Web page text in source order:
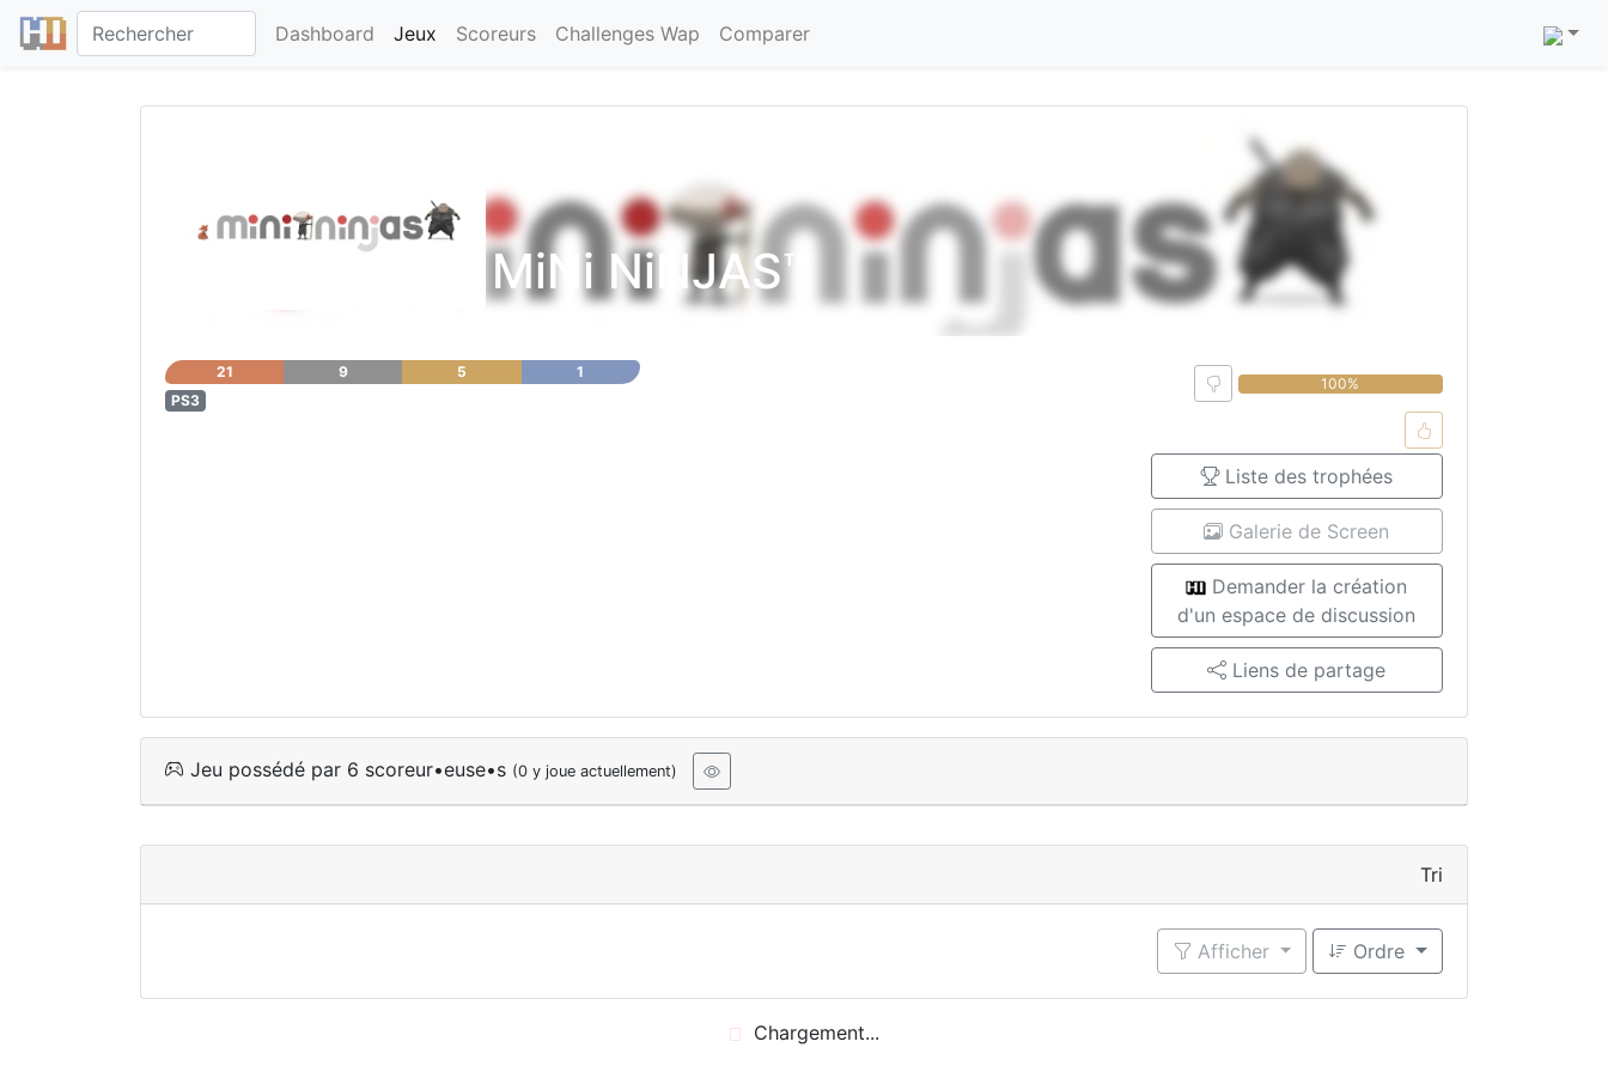
Dashboard Jeux Scoreurs Challenges Wap Comparer
MiNi NiNJAS™
21 9 5
1
PS3
0% 100%
Liste des trophées
Galerie de Screen
Demander la création
d'un espace de discussion
Liens de partage
Jeu possédé par 6 scoreur•euse•s (0 y joue actuellement)
Tri
Afficher Ordre
Chargement...